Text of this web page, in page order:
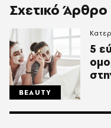
Σχετικό Άρθρο
BEAUTY
5